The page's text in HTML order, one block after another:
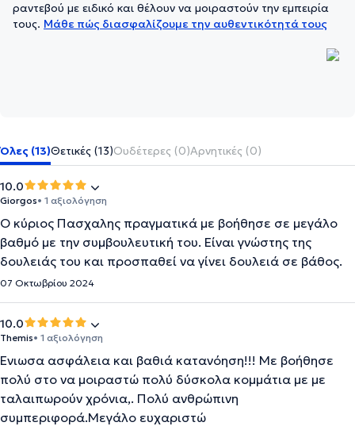
ραντεβού με ειδικό και θέλουν να μοιραστούν την εμπειρία
τους. Μάθε πώς διασφαλίζουμε την αυθεντικότητά τους
Όλες (13)Θετικές (13)Ουδέτερες (0)Αρνητικές (0)
10.0
Giorgos• 1 αξιολόγηση
Ο κύριος Πασχαλης πραγματικά με βοήθησε σε μεγάλο
βαθμό με την συμβουλευτική του. Είναι γνώστης της
δουλειάς του και προσπαθεί να γίνει δουλειά σε βάθος.
07 Οκτωβρίου 2024
10.0
Themis• 1 αξιολόγηση
Ένιωσα ασφάλεια και βαθιά κατανόηση!!! Με βοήθησε
πολύ στο να μοιραστώ πολύ δύσκολα κομμάτια με με
ταλαιπωρούν χρόνια,. Πολύ ανθρώπινη
συμπεριφορά.Μεγάλο ευχαριστώ